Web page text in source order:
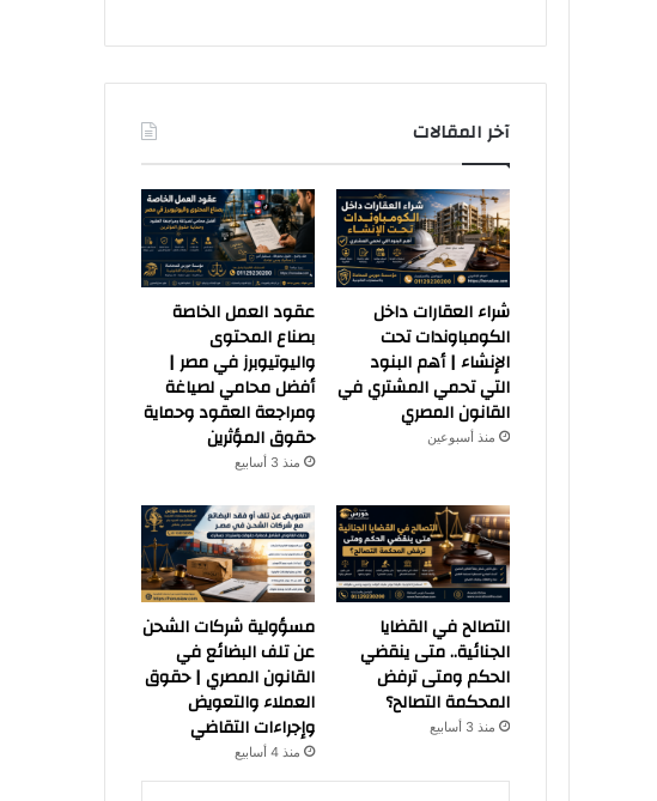
آخر المقالات
شراء العقارات داخل
الكومباوندات تحت
الإنشاء | أهم البنود
التي تحمي المشتري في
القانون المصري
منذ أسبوعين
عقود العمل الخاصة
بصناع المحتوى
واليوتيوبرز في مصر |
أفضل محامي لصياغة
ومراجعة العقود وحماية
حقوق المؤثرين
منذ 3 أسابيع
التصالح في القضايا
الجنائية.. متى ينقضي
الحكم ومتى ترفض
المحكمة التصالح؟
منذ 3 أسابيع
مسؤولية شركات الشحن
عن تلف البضائع في
القانون المصري | حقوق
العملاء والتعويض
وإجراءات التقاضي
منذ 4 أسابيع